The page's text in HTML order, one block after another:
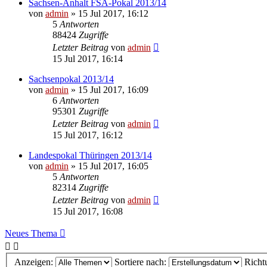
Sachsen-Anhalt FSA-Pokal 2013/14
von admin » 15 Jul 2017, 16:12
5 Antworten
88424 Zugriffe
Letzter Beitrag von admin
15 Jul 2017, 16:14
Sachsenpokal 2013/14
von admin » 15 Jul 2017, 16:09
6 Antworten
95301 Zugriffe
Letzter Beitrag von admin
15 Jul 2017, 16:12
Landespokal Thüringen 2013/14
von admin » 15 Jul 2017, 16:05
5 Antworten
82314 Zugriffe
Letzter Beitrag von admin
15 Jul 2017, 16:08
Neues Thema
Anzeigen: Sortiere nach: